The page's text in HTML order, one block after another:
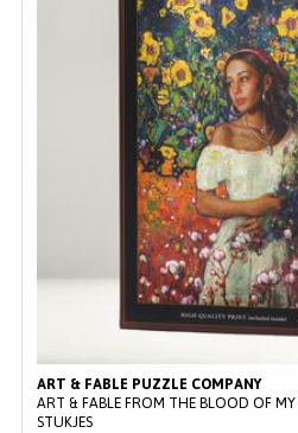
ART & FABLE PUZZLE COMPANY
ART & FABLE FROM THE BLOOD OF
STUKJES